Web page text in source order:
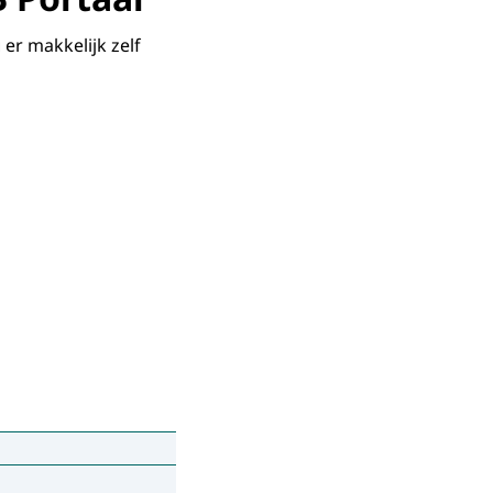
er makkelijk zelf